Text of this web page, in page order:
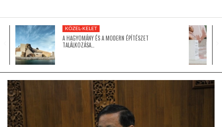
ÁZSIA
LATIN-AMERIKA
KÖZEL-KELET
A HAGYOMÁNY ÉS A MODERN ÉPÍTÉSZET
TALÁLKOZÁSA…